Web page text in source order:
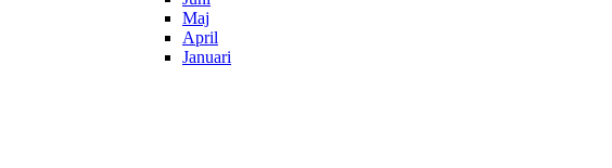
Maj
April
Januari